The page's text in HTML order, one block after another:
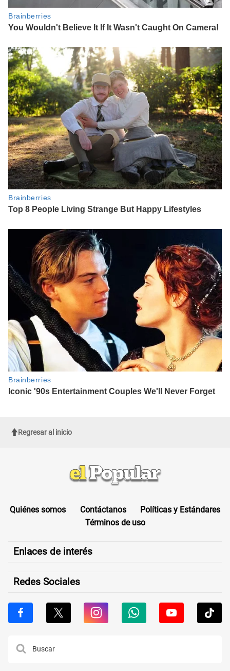
Regresar al inicio
Quiénes somos Contáctanos
Políticas y Estándares
Términos de uso
Enlaces de interés
Redes Sociales